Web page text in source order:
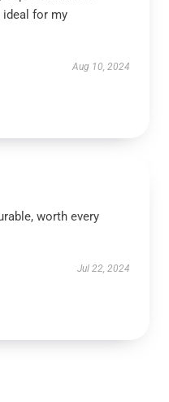
ideal for my
Aug 10, 2024
worth every
Jul 22, 2024